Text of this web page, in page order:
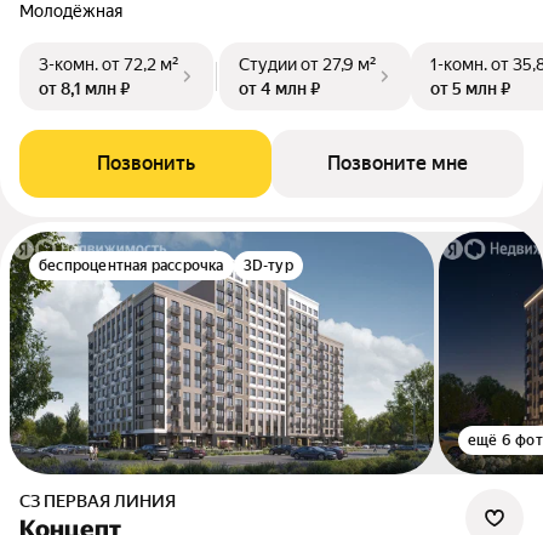
Молодёжная
3-комн.от 72,2 м²
от 8,1 млн ₽
Студииот 27,9 м²
от 4 млн ₽
1-комн.от
от 5 млн ₽
Позвонить Позвоните мне
беспроцентная рассрочка 3D-тур
ещё 6
СЗ ПЕРВАЯ ЛИНИЯ
Концепт